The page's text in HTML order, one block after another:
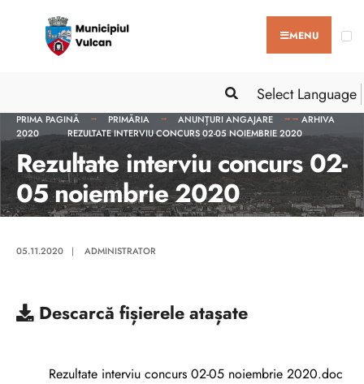
MENU
Select Language
PRIMA PAGINĂ PRIMĂRIA ANUNȚURI ANGAJARE
ARHIVA
2020
REZULTATE INTERVIU CONCURS 02-05 NOIEMBRIE 2020
Rezultate interviu concurs 02-
05 noiembrie 2020
05.11.2020 | ADMINISTRATOR
Descarcă fișierele atașate
Rezultate interviu concurs 02-05 noiembrie 2020.doc